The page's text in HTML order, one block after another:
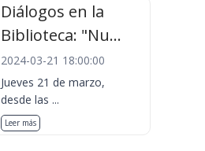
Diálogos en la
Biblioteca: "Nu...
2024-03-21 18:00:00
Jueves 21 de marzo,
desde las ...
Leer más